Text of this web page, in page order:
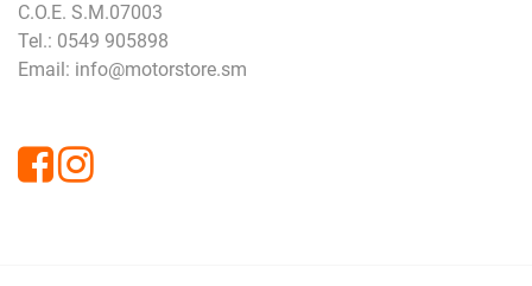
C.O.E. S.M.07003
Tel.: 0549 905898
Email: info@motorstore.sm
FacebookInstagram